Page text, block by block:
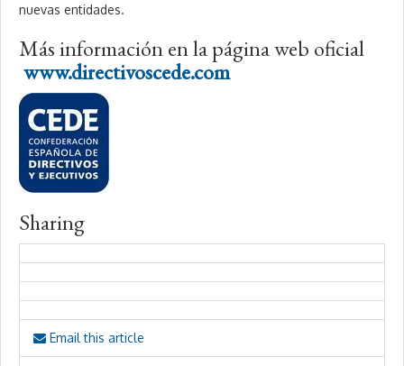
nuevas entidades.
Más información en la página web oficial
www.directivoscede.com
Sharing
Email this article